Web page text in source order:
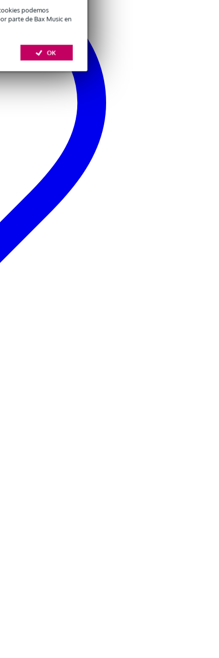
podemos
parte de Bax Music en
OK